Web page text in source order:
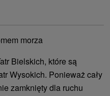
morza
Bielskich, które są
Wysokich. Ponieważ cały
zamknięty dla ruchu